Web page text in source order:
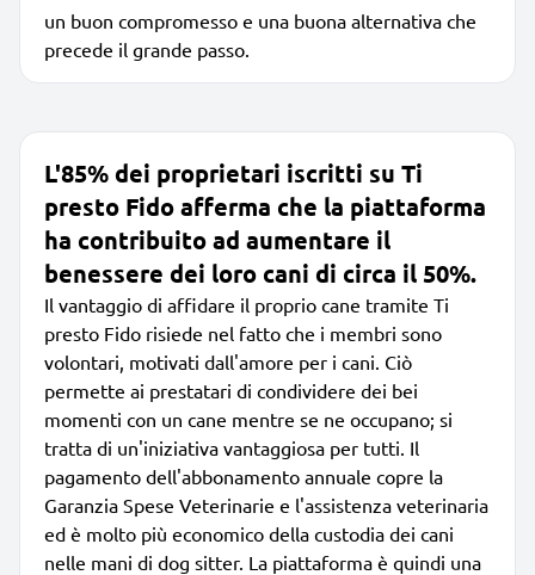
un buon compromesso e una buona alternativa che
precede il grande passo.
L'85% dei proprietari iscritti su Ti
presto Fido afferma che la piattaforma
ha contribuito ad aumentare il
benessere dei loro cani di circa il 50%.
Il vantaggio di affidare il proprio cane tramite Ti
presto Fido risiede nel fatto che i membri sono
volontari, motivati dall'amore per i cani. Ciò
permette ai prestatari di condividere dei bei
momenti con un cane mentre se ne occupano; si
tratta di un'iniziativa vantaggiosa per tutti. Il
pagamento dell'abbonamento annuale copre la
Garanzia Spese Veterinarie e l'assistenza veterinaria
ed è molto più economico della custodia dei cani
nelle mani di dog sitter. La piattaforma è quindi una